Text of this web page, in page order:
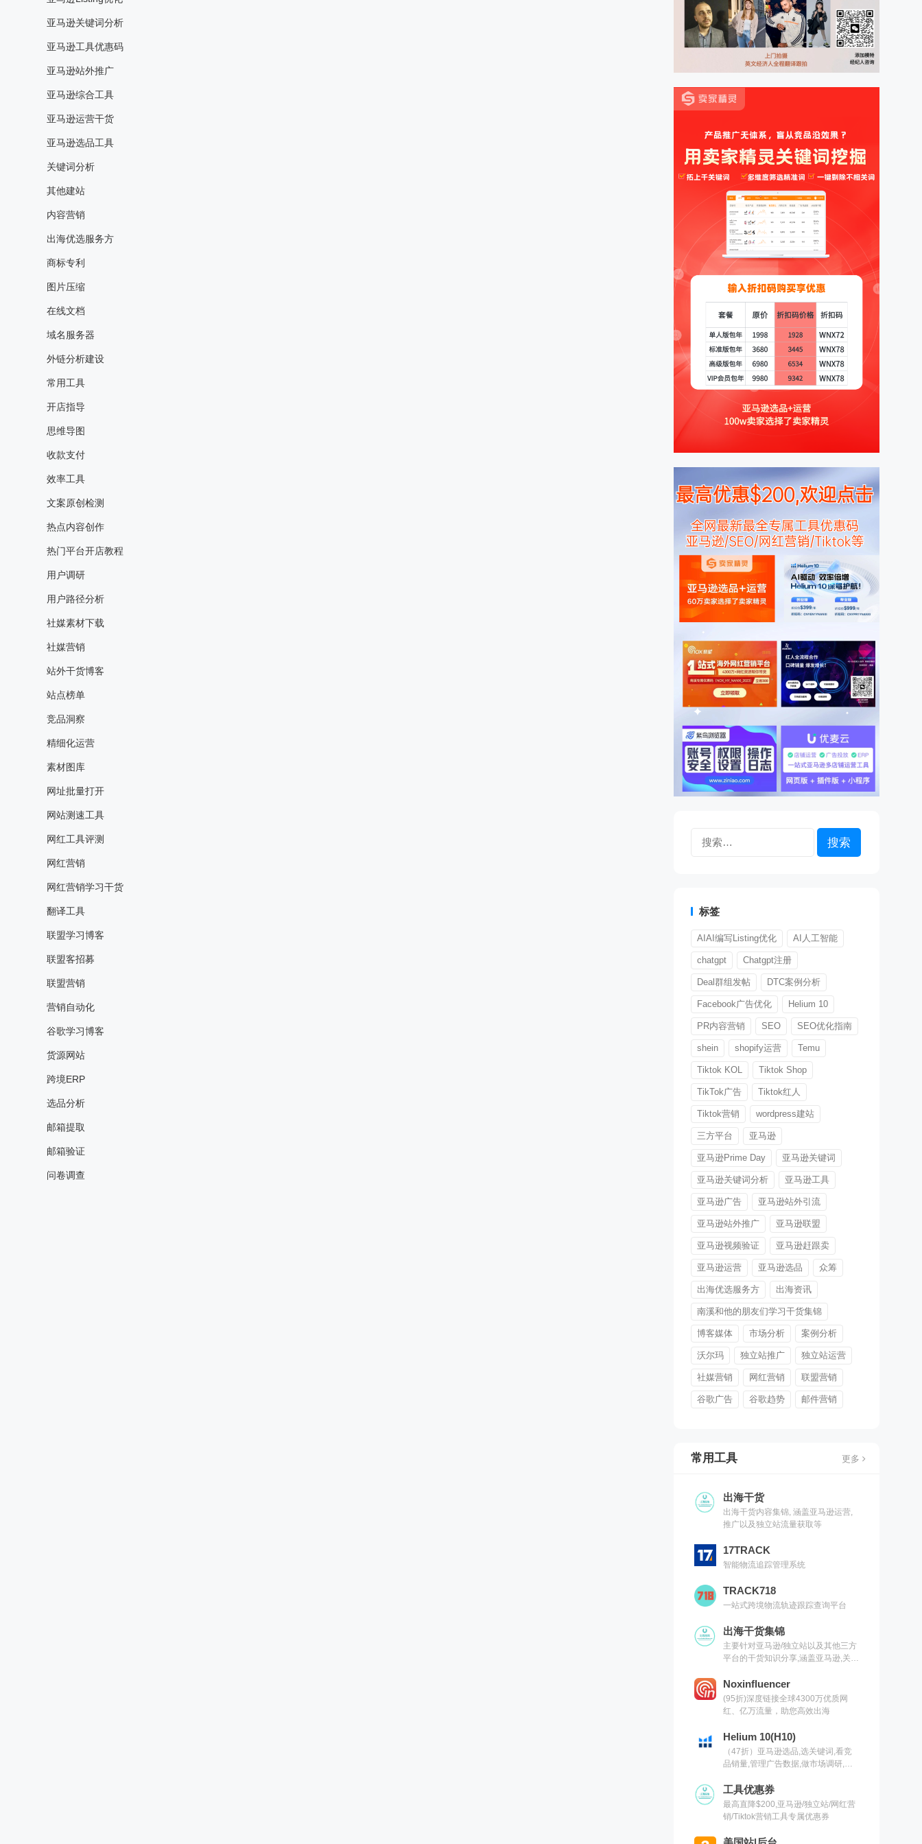
亚马逊关键词分析
亚马逊工具优惠码
亚马逊站外推广
亚马逊综合工具
亚马逊运营干货
亚马逊选品工具
关键词分析
其他建站
内容营销
出海优选服务方
商标专利
图片压缩
在线文档
域名服务器
外链分析建设
常用工具
开店指导
思维导图
收款支付
效率工具
文案原创检测
热点内容创作
热门平台开店教程
用户调研
用户路径分析
社媒素材下载
社媒营销
站外干货博客
站点榜单
竞品洞察
精细化运营
素材图库
网址批量打开
网站测速工具
网红工具评测
网红营销
网红营销学习干货
翻译工具
联盟学习博客
联盟客招募
联盟营销
营销自动化
谷歌学习博客
货源网站
跨境ERP
选品分析
邮箱提取
邮箱验证
问卷调查
标签
AIAI编写Listing优化 AI人工智能
chatgpt Chatgpt注册
Deal群组发帖 DTC案例分析
Facebook广告优化 Helium 10
PR内容营销 SEO SEO优化指南
shein shopify运营 Temu
Tiktok KOL Tiktok Shop
TikTok广告 Tiktok红人
Tiktok营销 wordpress建站
三方平台 亚马逊
亚马逊Prime Day 亚马逊关键词
亚马逊关键词分析 亚马逊工具
亚马逊广告 亚马逊站外引流
亚马逊站外推广 亚马逊联盟
亚马逊视频验证 亚马逊赶跟卖
亚马逊运营 亚马逊选品 众筹
出海优选服务方 出海资讯
南溪和他的朋友们学习干货集锦
博客媒体 市场分析 案例分析
沃尔玛 独立站推广 独立站运营
社媒营销 网红营销 联盟营销
谷歌广告 谷歌趋势 邮件营销
常用工具 更多
出海干货
出海干货内容集锦, 涵盖亚马逊运营,
推广以及独立站流量获取等
17TRACK
智能物流追踪管理系统
TRACK718
一站式跨境物流轨迹跟踪查询平台
出海干货集锦
主要针对亚马逊/独立站以及其他三方
平台的干货知识分享,涵盖亚马逊,关键
具以及出海干货集锦,欢迎关注
Noxinfluencer
(95折)深度链接全球4300万优质网
红、亿万流量，助您高效出海
Helium 10(H10)
（47折）亚马逊选品,选关键词,看竞
品销量,管理广告数据,做市场调研,有
工具优惠券
最高直降$200,亚马逊/独立站/网红营
销/Tiktok营销工具专属优惠券